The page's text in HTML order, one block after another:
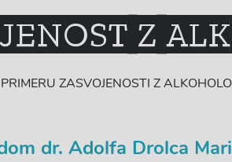
Z
ZASVOJENOSTI Z
dr. Adolfa Drolca